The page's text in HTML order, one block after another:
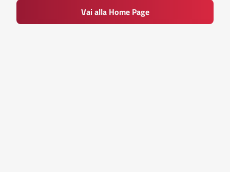
Vai alla Home Page